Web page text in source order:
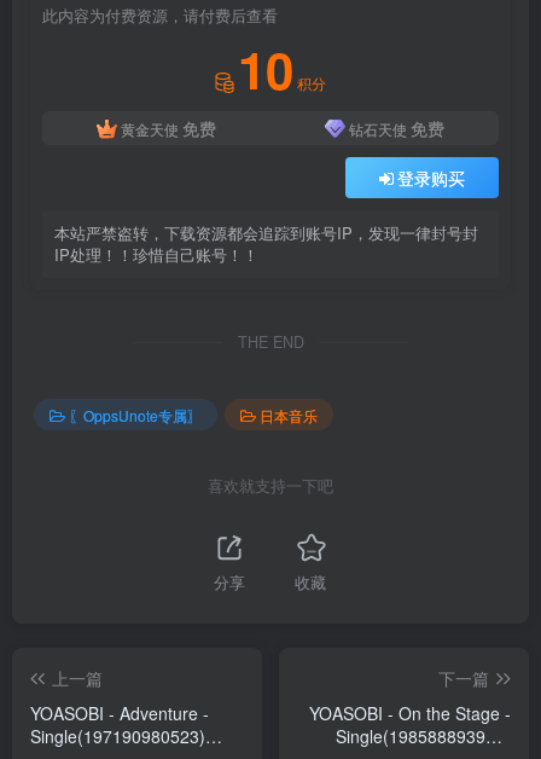
此内容为付费资源，请付费后查看
10 积分
黄金天使 免费 钻石天使 免费
登录购买
本站严禁盗转，下载资源都会追踪到账号IP，发现一律封号封
IP处理！！珍惜自己账号！！
THE END
〖OppsUnote专属〗 日本音乐
喜欢就支持一下吧
分享 收藏
上一篇
YOASOBI - Adventure -
Single(197190980523)
下一篇
YOASOBI - On the Stage -
Single(198588893968)